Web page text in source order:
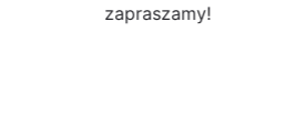
zapraszamy!